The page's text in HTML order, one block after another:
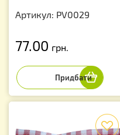
Артикул: PV0029
77.00 грн.